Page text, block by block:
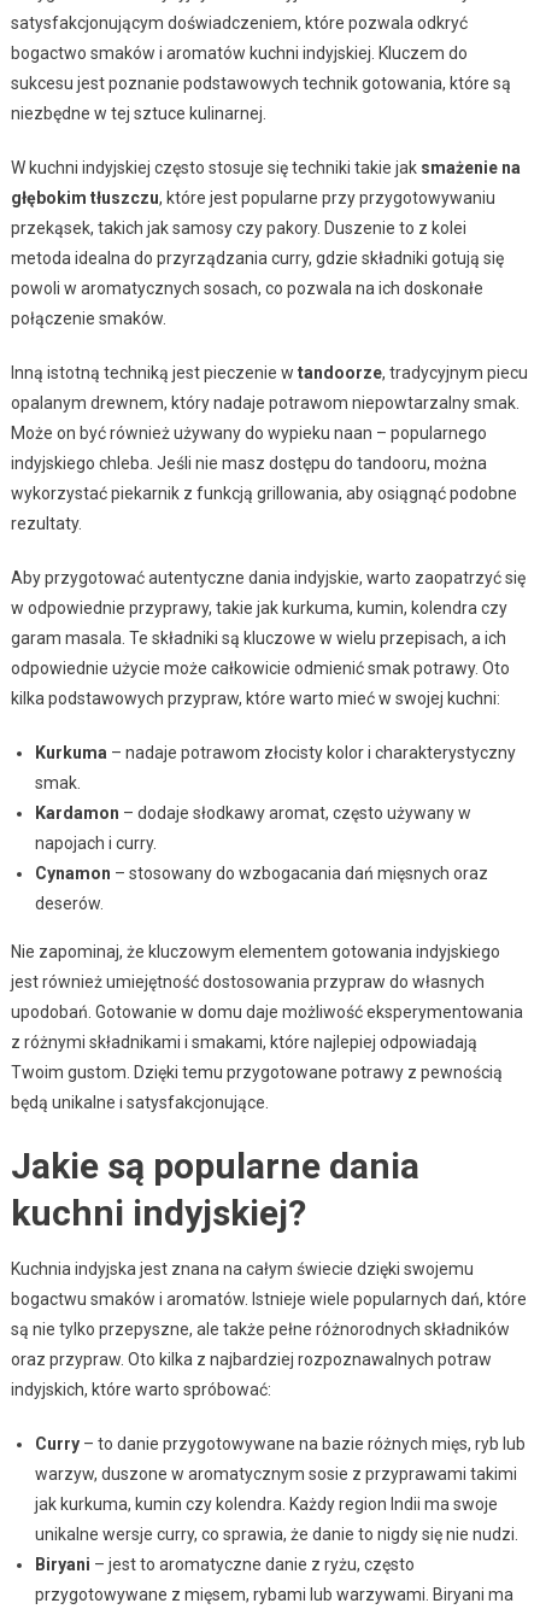
satysfakcjonującym doświadczeniem, które pozwala odkryć
bogactwo smaków i aromatów kuchni indyjskiej. Kluczem do
sukcesu jest poznanie podstawowych technik gotowania, które są
niezbędne w tej sztuce kulinarnej.
W kuchni indyjskiej często stosuje się techniki takie jak smażenie na
głębokim tłuszczu, które jest popularne przy przygotowywaniu
przekąsek, takich jak samosy czy pakory. Duszenie to z kolei
metoda idealna do przyrządzania curry, gdzie składniki gotują się
powoli w aromatycznych sosach, co pozwala na ich doskonałe
połączenie smaków.
Inną istotną techniką jest pieczenie w tandoorze, tradycyjnym piecu
opalanym drewnem, który nadaje potrawom niepowtarzalny smak.
Może on być również używany do wypieku naan – popularnego
indyjskiego chleba. Jeśli nie masz dostępu do tandooru, można
wykorzystać piekarnik z funkcją grillowania, aby osiągnąć podobne
rezultaty.
Aby przygotować autentyczne dania indyjskie, warto zaopatrzyć się
w odpowiednie przyprawy, takie jak kurkuma, kumin, kolendra czy
garam masala. Te składniki są kluczowe w wielu przepisach, a ich
odpowiednie użycie może całkowicie odmienić smak potrawy. Oto
kilka podstawowych przypraw, które warto mieć w swojej kuchni:
Kurkuma – nadaje potrawom złocisty kolor i charakterystyczny
smak.
Kardamon – dodaje słodkawy aromat, często używany w
napojach i curry.
Cynamon – stosowany do wzbogacania dań mięsnych oraz
deserów.
Nie zapominaj, że kluczowym elementem gotowania indyjskiego
jest również umiejętność dostosowania przypraw do własnych
upodobań. Gotowanie w domu daje możliwość eksperymentowania
z różnymi składnikami i smakami, które najlepiej odpowiadają
Twoim gustom. Dzięki temu przygotowane potrawy z pewnością
będą unikalne i satysfakcjonujące.
Jakie są popularne dania
kuchni indyjskiej?
Kuchnia indyjska jest znana na całym świecie dzięki swojemu
bogactwu smaków i aromatów. Istnieje wiele popularnych dań, które
są nie tylko przepyszne, ale także pełne różnorodnych składników
oraz przypraw. Oto kilka z najbardziej rozpoznawalnych potraw
indyjskich, które warto spróbować:
Curry– to danie przygotowywane na bazie różnych mięs, ryb lub
warzyw, duszone w aromatycznym sosie z przyprawami takimi
jak kurkuma, kumin czy kolendra. Każdy region Indii ma swoje
unikalne wersje curry, co sprawia, że danie to nigdy się nie nudzi.
Biryani – jest to aromatyczne danie z ryżu, często
przygotowywane z mięsem, rybami lub warzywami. Biryani ma